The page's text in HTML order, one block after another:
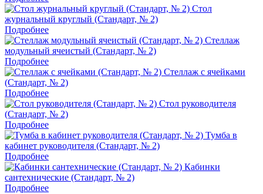
Стол
журнальный круглый (Стандарт, № 2)
Подробнее
Стеллаж
модульный ячеистый (Стандарт, № 2)
Подробнее
Стеллаж с ячейками
(Стандарт, № 2)
Подробнее
Стол руководителя
(Стандарт, № 2)
Подробнее
Тумба в
кабинет руководителя (Стандарт, № 2)
Подробнее
Кабинки
сантехнические (Стандарт, № 2)
Подробнее